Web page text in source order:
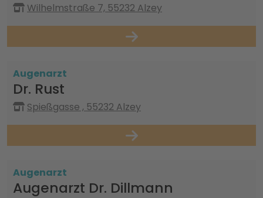
Wilhelmstraße 7, 55232 Alzey
Augenarzt
Dr. Rust
Spießgasse , 55232 Alzey
Augenarzt
Augenarzt Dr. Dillmann